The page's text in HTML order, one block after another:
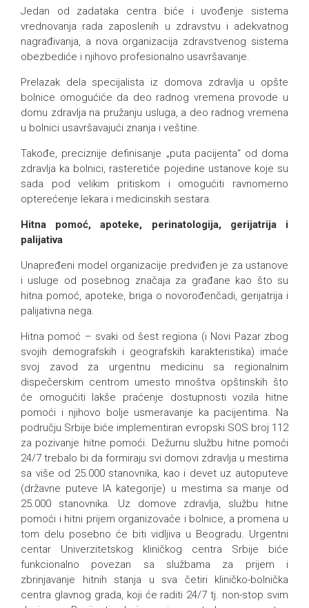
Jedan od zadataka centra biće i uvođenje sistema
vrednovanja rada zaposlenih u zdravstvu i adekvatnog
nagrađivanja, a nova organizacija zdravstvenog sistema
obezbediće i njihovo profesionalno usavršavanje.
Prelazak dela specijalista iz domova zdravlja u opšte
bolnice omogućiće da deo radnog vremena provode u
domu zdravlja na pružanju usluga, a deo radnog vremena
u bolnici usavršavajući znanja i veštine.
Takođe, preciznije definisanje „puta pacijenta“ od doma
zdravlja ka bolnici, rasteretiće pojedine ustanove koje su
sada pod velikim pritiskom i omogućiti ravnomerno
opterećenje lekara i medicinskih sestara.
Hitna pomoć, apoteke, perinatologija, gerijatrija i
palijativa
Unapređeni model organizacije predviđen je za ustanove
i usluge od posebnog značaja za građane kao što su
hitna pomoć, apoteke, briga o novorođenčadi, gerijatrija i
palijativna nega.
Hitna pomoć – svaki od šest regiona (i Novi Pazar zbog
svojih demografskih i geografskih karakteristika) imaće
svoj zavod za urgentnu medicinu sa regionalnim
dispečerskim centrom umesto mnoštva opštinskih što
će omogućiti lakše praćenje dostupnosti vozila hitne
pomoći i njihovo bolje usmeravanje ka pacijentima. Na
području Srbije biće implementiran evropski SOS broj 112
za pozivanje hitne pomoći. Dežurnu službu hitne pomoći
24/7 trebalo bi da formiraju svi domovi zdravlja u mestima
sa više od 25.000 stanovnika, kao i devet uz autoputeve
(državne puteve IA kategorije) u mestima sa manje od
25.000 stanovnika. Uz domove zdravlja, službu hitne
pomoći i hitni prijem organizovaće i bolnice, a promena u
tom delu posebno će biti vidljiva u Beogradu. Urgentni
centar Univerzitetskog kliničkog centra Srbije biće
funkcionalno povezan sa službama za prijem i
zbrinjavanje hitnih stanja u sva četiri kliničko-bolnička
centra glavnog grada, koji će raditi 24/7 tj. non-stop svim